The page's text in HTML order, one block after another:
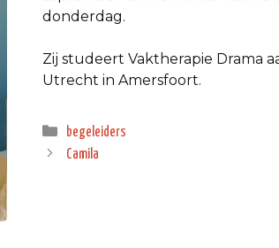
donderdag.
Zij studeert Vaktherapie Drama
Utrecht in Amersfoort.
Categorieën
begeleiders
Camila